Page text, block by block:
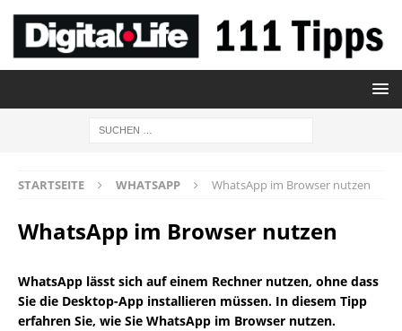
STARTSEITE WHATSAPP WhatsApp im Browser nutzen
WhatsApp im Browser nutzen
WhatsApp lässt sich auf einem Rechner nutzen, ohne dass
Sie die Desktop-App installieren müssen. In diesem Tipp
erfahren Sie, wie Sie WhatsApp im Browser nutzen.